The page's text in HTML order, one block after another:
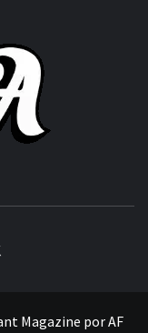
Magazine porAF